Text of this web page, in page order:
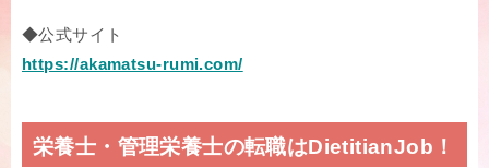
◆公式サイト
https://akamatsu-rumi.com/
栄養士・管理栄養士の転職はDietitianJob！